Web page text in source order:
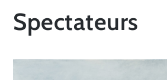
Spectateurs